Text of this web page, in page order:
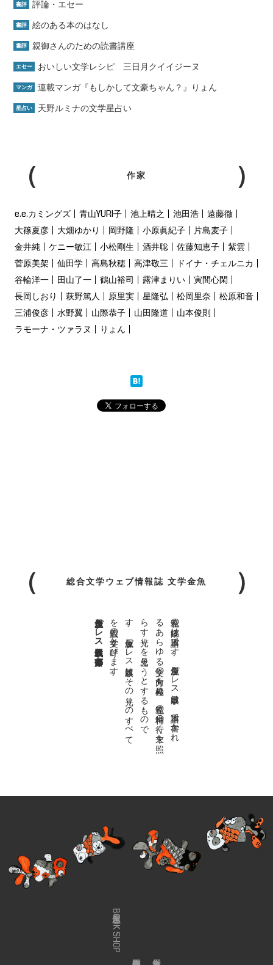
書評 評論・エセー
書評 絵のある本のはなし
書評 親御さんのための読書講座
エセー おいしい文学レシピ 三日月クイイジーヌ
マンガ 連載マンガ『もしかして文豪ちゃん？』りょん
星占い 天野ルミナの文学星占い
作家
e.e.カミングズ 青山YURI子 池上晴之 池田浩
遠藤徹
大篠夏彦
大畑ゆかり 岡野隆 小原眞紀子
片島麦子
金井純
ケニー敏江 小松剛生 酒井聡 佐藤知恵子
紫雲
菅原美架
仙田学 高島秋穂 高津敬三
ドイナ・チェルニカ
谷輪洋一
田山了一 鶴山裕司 露津まりい
寅間心閑
長岡しおり
萩野篤人 原里実 星隆弘 松岡里奈
松原和音
三浦俊彦
水野翼 山際恭子 山田隆道
山本俊則
ラモーナ・ツァラヌ
りょん
総合文学ウェブ情報誌 文学金魚
私達の
故郷は
日本語で
す
。
金魚屋プ
レ
ス
日本版は
、
日本語で
書か
れ
る
あ
ら
ゆ
る
文学の
方向を
見極め
、
私達の
精神の
行く
末を
照
ら
す
光り
を
見出そ
う
と
す
る
も
の
で
す
。
金魚屋プ
レ
ス
日本版は
そ
の
光り
の
す
べ
て
を
広義の
文学と
呼び
ま
す
。
金魚屋プレス日本版代表 齋藤都
金魚屋BOOK SHOP